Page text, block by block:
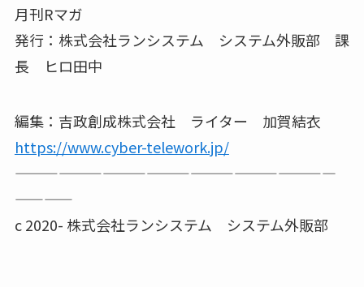
月刊Rマガ
発行：株式会社ランシステム システム外販部 課
長 ヒロ田中
編集：吉政創成株式会社 ライター 加賀結衣
https://www.cyber-telework.jp/
——————————————————————
————
c 2020- 株式会社ランシステム システム外販部